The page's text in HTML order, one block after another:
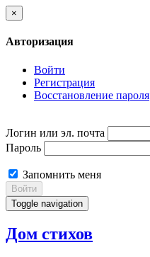
×
Авторизация
Войти
Регистрация
Восстановление пароля
Логин или эл. почта
Пароль
Запомнить меня
Войти
Toggle navigation
Дом стихов